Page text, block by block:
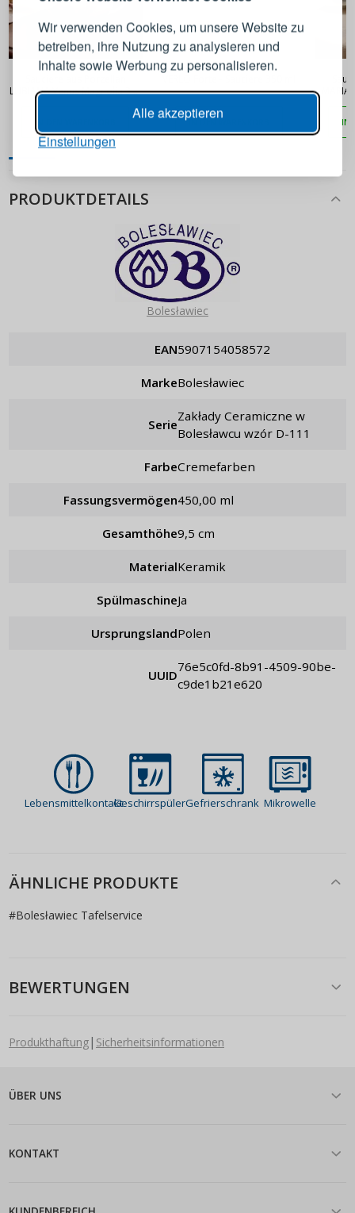
Wir verwenden Cookies, um unsere Website zu
betreiben, ihre Nutzung zu analysieren und
Inhalte sowie Werbung zu personalisieren.
Alle akzeptieren
Einstellungen
24,90 €
LUBIANA Venus Magnolia 300
23,90 €
IN DEN WARENKORB IN
PRODUKTDETAILS
Bolesławiec
EAN 5907154058572
Marke Bolesławiec
Serie
Zakłady Ceramiczne w
Bolesławcu wzór D-111
Farbe Cremefarben
Fassungsvermögen 450,00 ml
Gesamthöhe 9,5 cm
Material Keramik
Spülmaschine Ja
Ursprungsland Polen
UUID
76e5c0fd-8b91-4509-90be-
c9de1b21e620
LebensmittelkontaktGeschirrspülerGefrierschrank Mikrowelle
ÄHNLICHE PRODUKTE
#Bolesławiec Tafelservice
BEWERTUNGEN
Produkthaftung| Sicherheitsinformationen
ÜBER UNS
KONTAKT
E-Mail-Adresse
Passwort erinnern